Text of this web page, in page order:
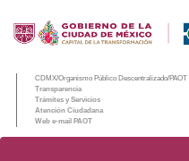
CDMX/Organismo Público Descentralizado/PAOT
Transparencia
Trámites y Servicios
Atención Ciudadana
Web e-mail PAOT